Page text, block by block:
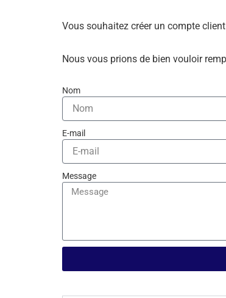
Vous souhaitez créer un compte
Nous vous prions de bien vouloir
Nom
E-mail
Message